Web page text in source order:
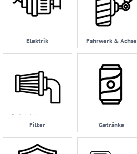
Carport
AGB
Zahlungsmöglichkeiten
Widerrufsbelehrung
Datenschutzerklärung
05232
Elektrik Fahrwerk & Achse
Filter Getränke